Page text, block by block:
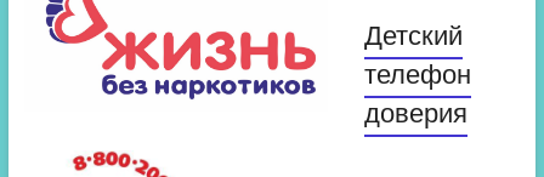
Детский
телефон
доверия